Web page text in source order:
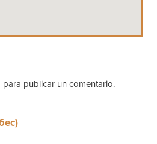
para publicar un comentario.